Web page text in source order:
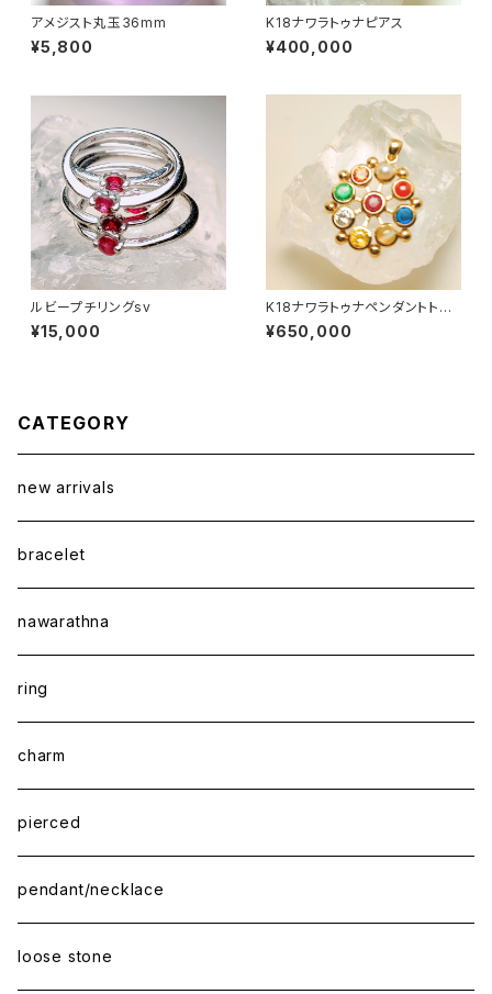
アメジスト丸玉36mm
¥5,800
K18ナワラトゥナピアス
¥400,000
ルビープチリングsv
¥15,000
K18ナワラトゥナペンダントトッ
プ【フラワー】
¥650,000
CATEGORY
new arrivals
bracelet
nawarathna
ring
charm
pierced
pendant/necklace
loose stone